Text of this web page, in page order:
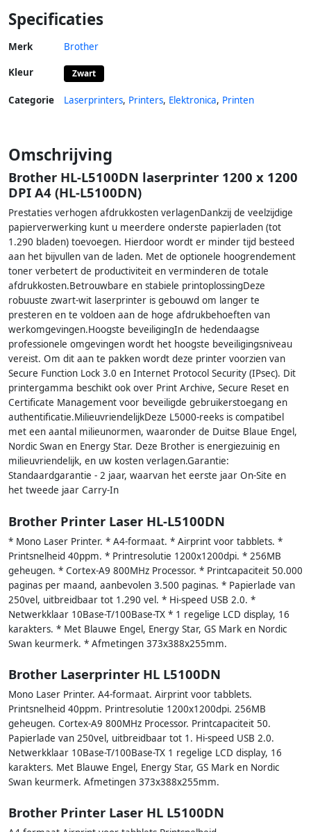
Specificaties
Merk Brother
Kleur Zwart
Categorie Laserprinters, Printers, Elektronica, Printen
Omschrijving
Brother HL-L5100DN laserprinter 1200 x 1200
DPI A4 (HL-L5100DN)
Prestaties verhogen afdrukkosten verlagenDankzij de veelzijdige
papierverwerking kunt u meerdere onderste papierladen (tot
1.290 bladen) toevoegen. Hierdoor wordt er minder tijd besteed
aan het bijvullen van de laden. Met de optionele hoogrendement
toner verbetert de productiviteit en verminderen de totale
afdrukkosten.Betrouwbare en stabiele printoplossingDeze
robuuste zwart-wit laserprinter is gebouwd om langer te
presteren en te voldoen aan de hoge afdrukbehoeften van
werkomgevingen.Hoogste beveiligingIn de hedendaagse
professionele omgevingen wordt het hoogste beveiligingsniveau
vereist. Om dit aan te pakken wordt deze printer voorzien van
Secure Function Lock 3.0 en Internet Protocol Security (IPsec). Dit
printergamma beschikt ook over Print Archive, Secure Reset en
Certificate Management voor beveiligde gebruikerstoegang en
authentificatie.MilieuvriendelijkDeze L5000-reeks is compatibel
met een aantal milieunormen, waaronder de Duitse Blaue Engel,
Nordic Swan en Energy Star. Deze Brother is energiezuinig en
milieuvriendelijk, en uw kosten verlagen.Garantie:
Standaardgarantie - 2 jaar, waarvan het eerste jaar On-Site en
het tweede jaar Carry-In
Brother Printer Laser HL-L5100DN
* Mono Laser Printer. * A4-formaat. * Airprint voor tabblets. *
Printsnelheid 40ppm. * Printresolutie 1200x1200dpi. * 256MB
geheugen. * Cortex-A9 800MHz Processor. * Printcapaciteit 50.000
paginas per maand, aanbevolen 3.500 paginas. * Papierlade van
250vel, uitbreidbaar tot 1.290 vel. * Hi-speed USB 2.0. *
Netwerkklaar 10Base-T/100Base-TX * 1 regelige LCD display, 16
karakters. * Met Blauwe Engel, Energy Star, GS Mark en Nordic
Swan keurmerk. * Afmetingen 373x388x255mm.
Brother Laserprinter HL L5100DN
Mono Laser Printer. A4-formaat. Airprint voor tabblets.
Printsnelheid 40ppm. Printresolutie 1200x1200dpi. 256MB
geheugen. Cortex-A9 800MHz Processor. Printcapaciteit 50.
Papierlade van 250vel, uitbreidbaar tot 1. Hi-speed USB 2.0.
Netwerkklaar 10Base-T/100Base-TX 1 regelige LCD display, 16
karakters. Met Blauwe Engel, Energy Star, GS Mark en Nordic
Swan keurmerk. Afmetingen 373x388x255mm.
Brother Printer Laser HL L5100DN